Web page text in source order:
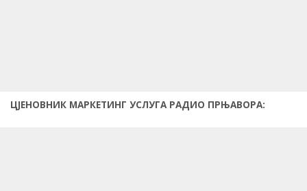
ЦЈЕНОВНИК МАРКЕТИНГ УСЛУГА РАДИО ПРЊАВОРА: